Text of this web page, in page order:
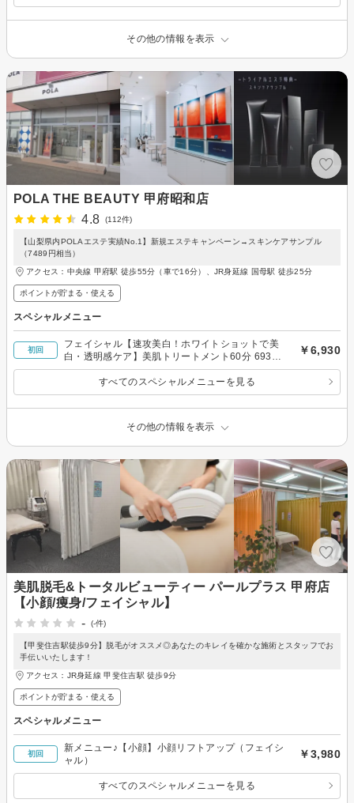
その他の情報を表示
POLA THE BEAUTY 甲府昭和店
4.8
(112件)
【山梨県内POLAエステ実績No.1】新規エステキャンペーン→スキンケアサンプル
（7489円相当）
アクセス：中央線 甲府駅 徒歩55分（車で16分）、JR身延線 国母駅 徒歩25分
ポイントが貯まる・使える
スペシャルメニュー
初回
フェイシャル【速攻美白！ホワイトショットで美
白・透明感ケア】美肌トリートメント60分 6930
円
￥6,930
すべてのスペシャルメニューを見る
その他の情報を表示
美肌脱毛&トータルビューティー パールプラス 甲府店
【小顔/痩身/フェイシャル】
-
(-件)
【甲斐住吉駅徒歩9分】脱毛がオススメ◎あなたのキレイを確かな施術とスタッフでお
手伝いいたします！
アクセス：JR身延線 甲斐住吉駅 徒歩9分
ポイントが貯まる・使える
スペシャルメニュー
初回
新メニュー♪【小顔】小顔リフトアップ（フェイシ
ャル）
￥3,980
すべてのスペシャルメニューを見る